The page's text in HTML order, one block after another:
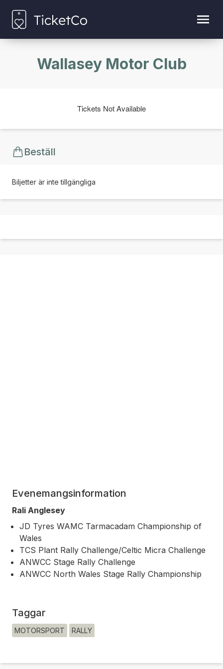
Wallasey Motor Club
Tickets Not Available
Beställ
Biljetter är inte tillgängliga
Evenemangsinformation
Rali Anglesey
JD Tyres WAMC Tarmacadam Championship of
Wales
TCS Plant Rally Challenge/Celtic Micra Challenge
ANWCC Stage Rally Challenge
ANWCC North Wales Stage Rally Championship
Taggar
MOTORSPORT RALLY